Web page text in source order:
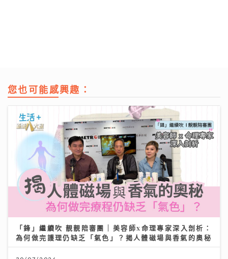
您也可能感興趣：
「鋒」繼續吹 靚靚陪審團 | 美容師x命理專家深入剖析：
為何做完護理仍缺乏「氣色」？揭人體磁場與香氣的奧秘